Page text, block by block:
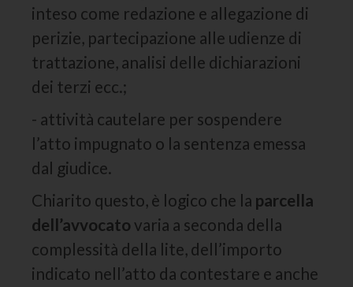
inteso come redazione e allegazione di
perizie, partecipazione alle udienze di
trattazione, analisi delle dichiarazioni
dei terzi ecc.;
- attività cautelare per sospendere
l’atto impugnato o la sentenza emessa
dal giudice.
Chiarito questo, è logico che la parcella
dell’avvocato varia a seconda della
complessità della lite, dell’importo
indicato nell’atto da contestare e anche